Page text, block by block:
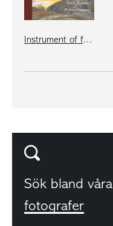
Instrument of freedom
Sök bland våra
fotografer